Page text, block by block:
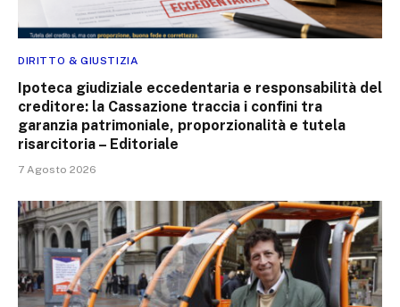
DIRITTO & GIUSTIZIA
Ipoteca giudiziale eccedentaria e responsabilità del
creditore: la Cassazione traccia i confini tra
garanzia patrimoniale, proporzionalità e tutela
risarcitoria – Editoriale
7 Agosto 2026